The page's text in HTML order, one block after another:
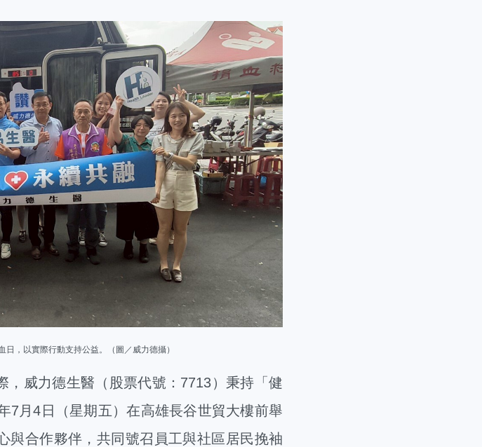
，以實際行動支持公益。（圖／威力德攝）
威力德生醫（股票代號：7713）秉持「健
7月4日（星期五）在高雄長谷世貿大樓前舉
與合作夥伴，共同號召員工與社區居民挽袖